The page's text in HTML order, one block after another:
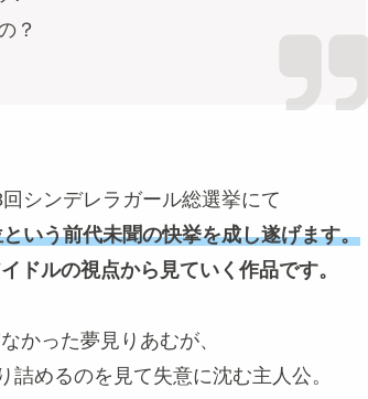
？
シンデレラガール総選挙にて
いう前代未聞の快挙を成し遂げます。
ドルの視点から見ていく作品です。
かった夢見りあむが、
めるのを見て失意に沈む主人公。